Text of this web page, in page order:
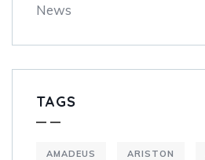
News
TAGS
AMADEUS ARISTON